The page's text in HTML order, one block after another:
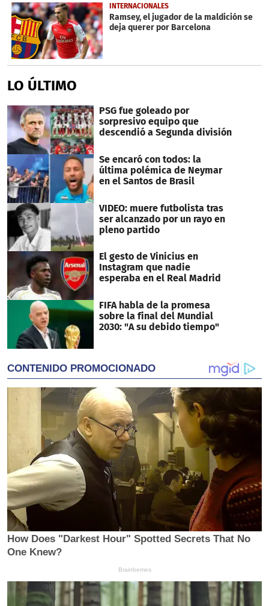
INTERNACIONALES
Ramsey, el jugador de la maldición se
deja querer por Barcelona
LO ÚLTIMO
PSG fue goleado por
sorpresivo equipo que
descendió a Segunda división
Se encaró con todos: la
última polémica de Neymar
en el Santos de Brasil
VIDEO: muere futbolista tras
ser alcanzado por un rayo en
pleno partido
El gesto de Vinicius en
Instagram que nadie
esperaba en el Real Madrid
FIFA habla de la promesa
sobre la final del Mundial
2030: "A su debido tiempo"